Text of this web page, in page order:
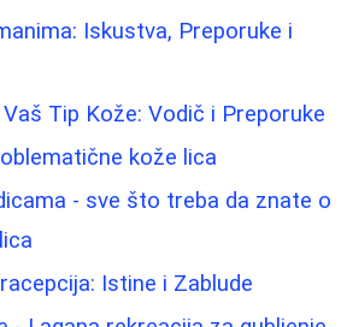
Iskustva, Preporuke i
Tip Kože: Vodič i Preporuke
kože lica
- sve što treba da znate o
Istine i Zablude